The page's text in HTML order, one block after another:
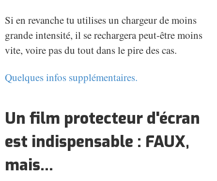
Si en revanche tu utilises un chargeur de moins
grande intensité, il se rechargera peut-être moins
vite, voire pas du tout dans le pire des cas.
Quelques infos supplémentaires.
Un film protecteur d'écran
est indispensable : FAUX,
mais...